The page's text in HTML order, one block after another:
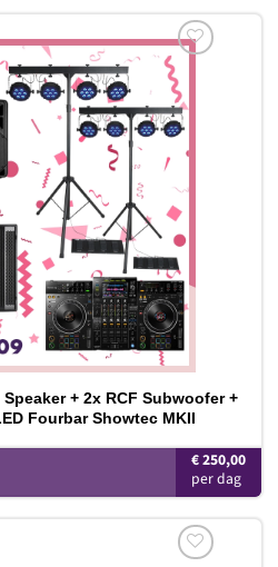
Toevoegen
aan
verlanglijst
+ 2x RCF Subwoofer +
Fourbar Showtec MKII
€250,00